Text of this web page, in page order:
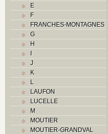
E
F
FRANCHES-MONTAGNES
G
H
I
J
K
L
LAUFON
LUCELLE
M
MOUTIER
MOUTIER-GRANDVAL